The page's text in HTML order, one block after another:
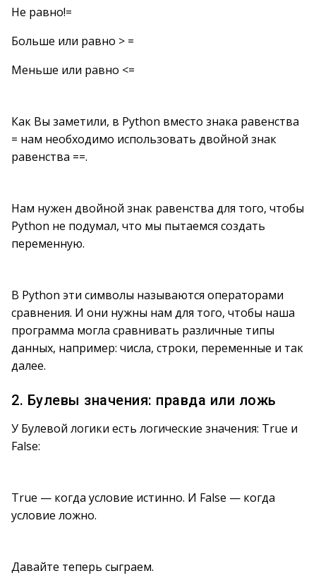
Не равно!=
Больше или равно > =
Меньше или равно <=
Как Вы заметили, в Python вместо знака равенства
= нам необходимо использовать двойной знак
равенства ==.
Нам нужен двойной знак равенства для того, чтобы
Python не подумал, что мы пытаемся создать
переменную.
В Python эти символы называются операторами
сравнения. И они нужны нам для того, чтобы наша
программа могла сравнивать различные типы
данных, например: числа, строки, переменные и так
далее.
2. Булевы значения: правда или ложь
У Булевой логики есть логические значения: True и
False:
True — когда условие истинно. И False — когда
условие ложно.
Давайте теперь сыграем.